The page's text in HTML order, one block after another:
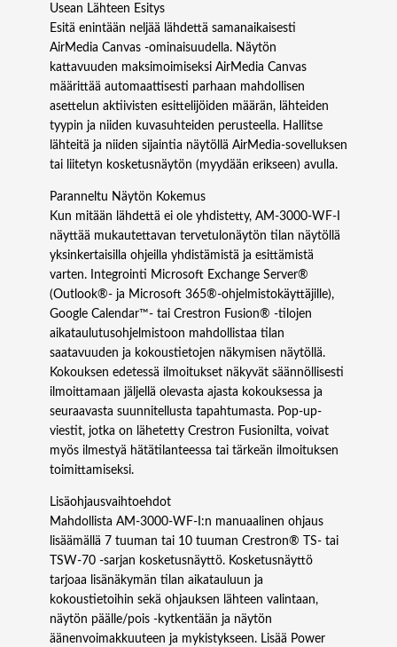
k
u
a
s
t
o
m
ä
ä
r
ä
Usean Lähteen Esitys
Esitä enintään neljää lähdettä samanaikaisesti
AirMedia Canvas -ominaisuudella. Näytön
kattavuuden maksimoimiseksi AirMedia Canvas
määrittää automaattisesti parhaan mahdollisen
asettelun aktiivisten esittelijöiden määrän, lähteiden
tyypin ja niiden kuvasuhteiden perusteella. Hallitse
lähteitä ja niiden sijaintia näytöllä AirMedia-sovelluksen
tai liitetyn kosketusnäytön (myydään erikseen) avulla.
Paranneltu Näytön Kokemus
Kun mitään lähdettä ei ole yhdistetty, AM-3000-WF-I
näyttää mukautettavan tervetulonäytön tilan näytöllä
yksinkertaisilla ohjeilla yhdistämistä ja esittämistä
varten. Integrointi Microsoft Exchange Server®
(Outlook®- ja Microsoft 365®-ohjelmistokäyttäjille),
Google Calendar™- tai Crestron Fusion® -tilojen
aikataulutusohjelmistoon mahdollistaa tilan
saatavuuden ja kokoustietojen näkymisen näytöllä.
Kokouksen edetessä ilmoitukset näkyvät säännöllisesti
ilmoittamaan jäljellä olevasta ajasta kokouksessa ja
seuraavasta suunnitellusta tapahtumasta. Pop-up-
viestit, jotka on lähetetty Crestron Fusionilta, voivat
myös ilmestyä hätätilanteessa tai tärkeän ilmoituksen
toimittamiseksi.
Lisäohjausvaihtoehdot
Mahdollista AM-3000-WF-I:n manuaalinen ohjaus
lisäämällä 7 tuuman tai 10 tuuman Crestron® TS- tai
TSW-70 -sarjan kosketusnäyttö. Kosketusnäyttö
tarjoaa lisänäkymän tilan aikatauluun ja
kokoustietoihin sekä ohjauksen lähteen valintaan,
näytön päälle/pois -kytkentään ja näytön
äänenvoimakkuuteen ja mykistykseen. Lisää Power